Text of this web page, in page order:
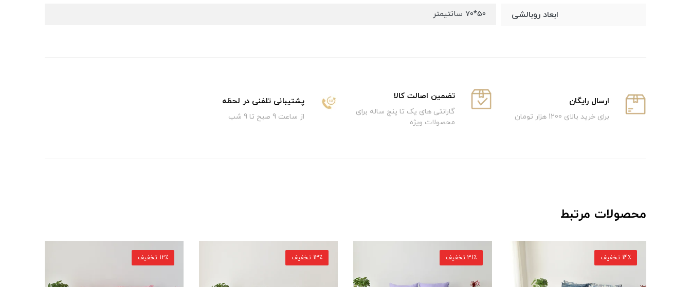
ابعاد روبالشی 50*70 سانتیمتر
ارسال رایگان
برای خرید بالای 1200 هزار تومان
تضمین اصالت کالا
گارانتی های یک تا پنج ساله برای
محصولات ویژه
پشتیبانی تلفنی در لحظه
از ساعت 9 صبح تا 9 شب
محصولات مرتبط
14٪ تخفیف 31٪ تخفیف 13٪ تخفیف 12٪ تخفیف